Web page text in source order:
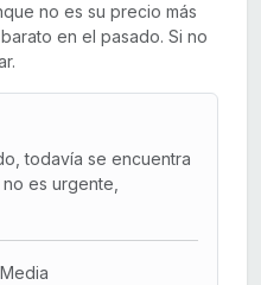
no es su precio más
en el pasado. Si no
todavía se encuentra
es urgente,
Media